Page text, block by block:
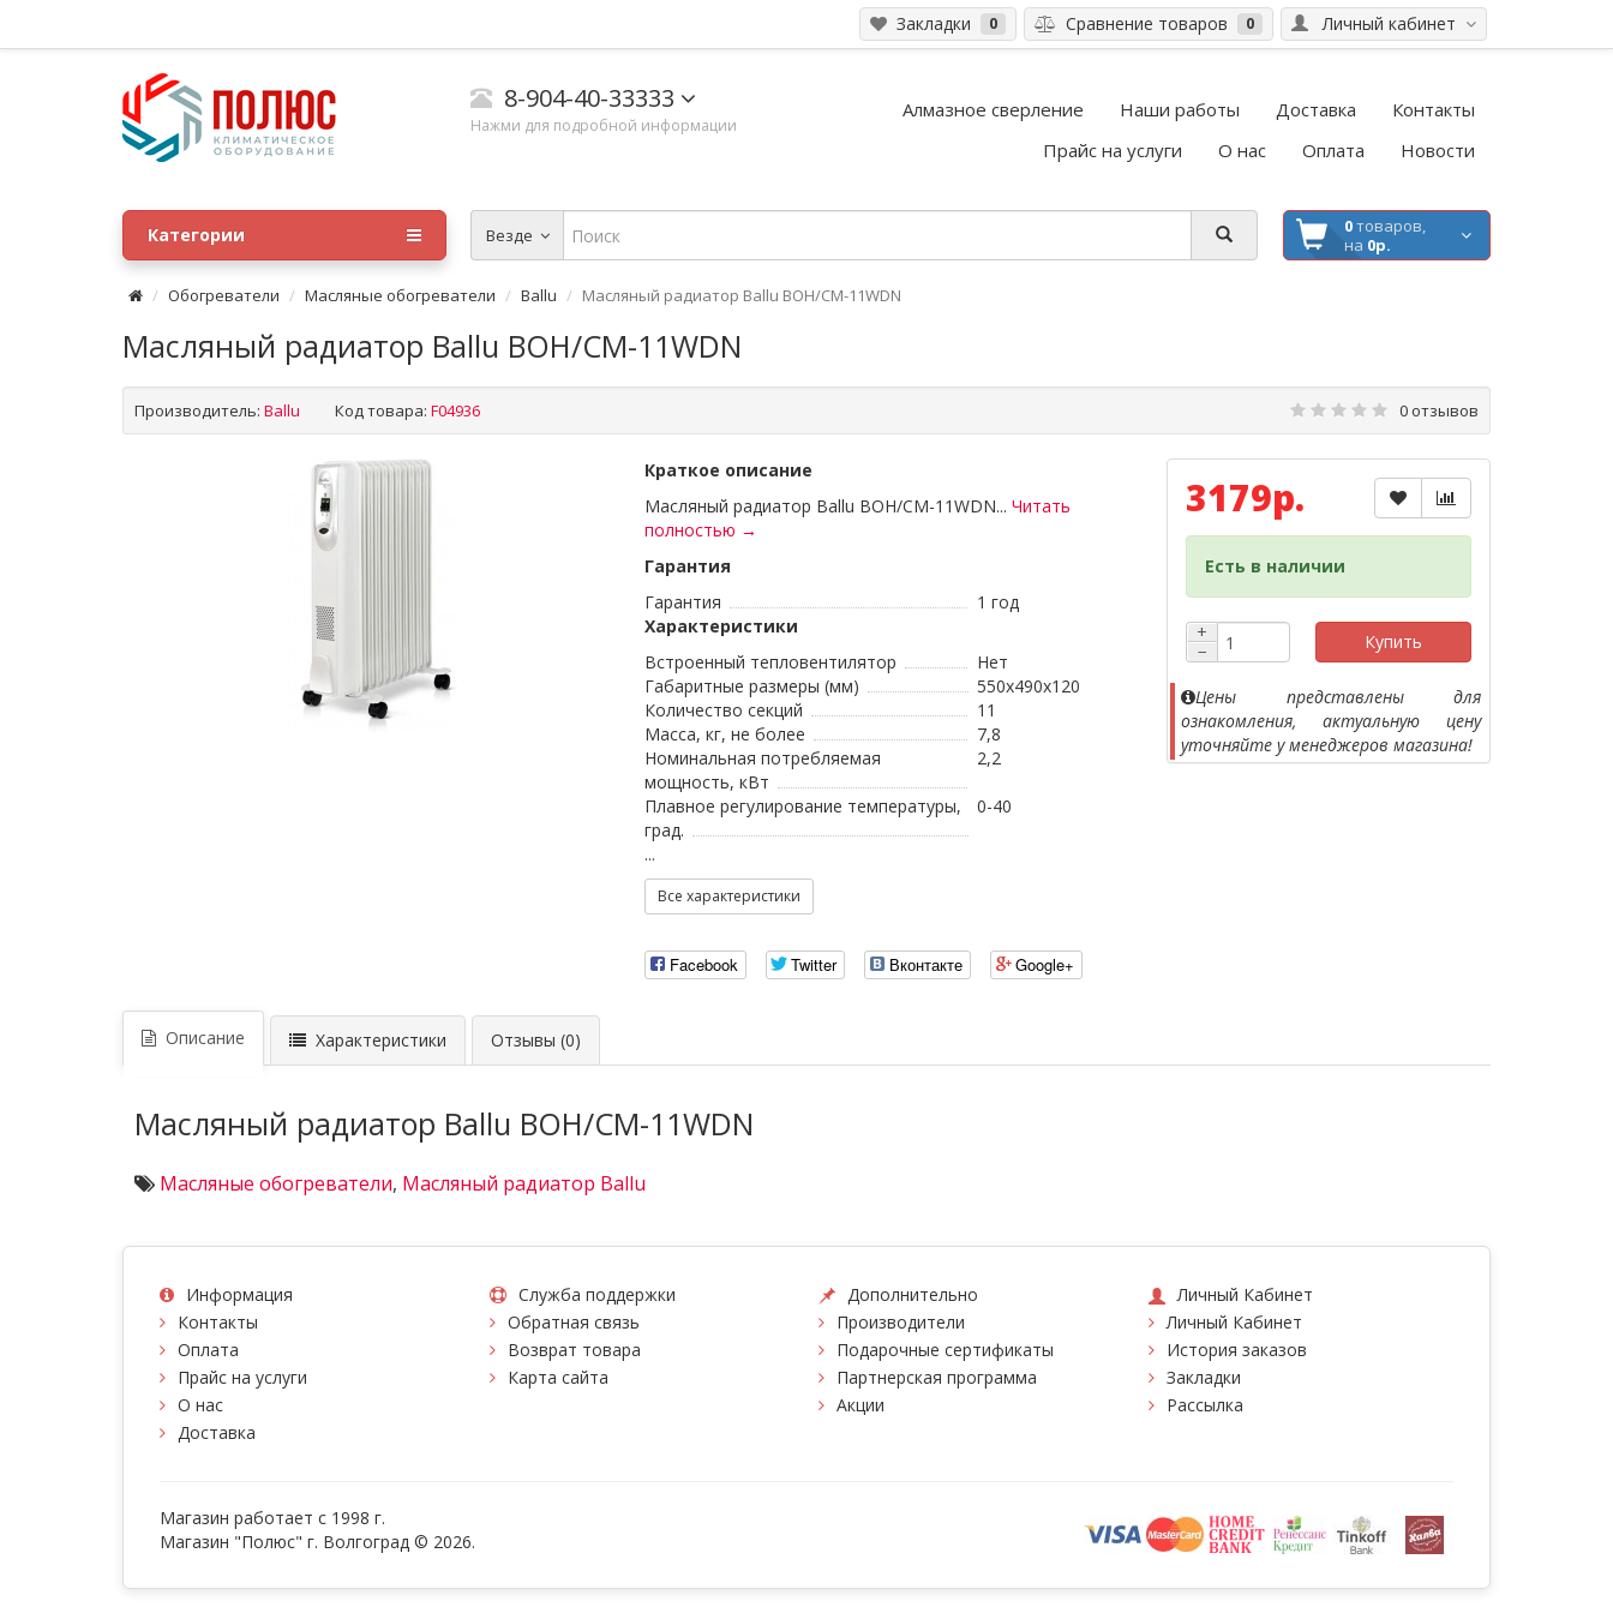
Личный кабинет
Закладки 0 Сравнение товаров 0
8-904-40-33333
Нажми для подробной информации
Алмазное сверление Наши работы Доставка
Контакты
Прайс на услуги
О нас Оплата Новости
Везде 0товаров,
на 0р.
Категории
Обогреватели Масляные обогреватели Ballu Масляный радиатор Ballu BOH/CM-11WDN
Масляный радиатор Ballu BOH/CM-11WDN
Производитель: Ballu Код товара: F04936 0 отзывов
Краткое описание
Масляный радиатор Ballu BOH/CM-11WDN... Читать
полностью →
Гарантия
Гарантия
1 год
Характеристики
Встроенный тепловентилятор
Нет
Габаритные размеры (мм)
550х490х120
Количество секций
11
Масса, кг, не более
7,8
Номинальная потребляемая
мощность, кВт
2,2
Плавное регулирование температуры,
град.
0-40
...
Все характеристики
Facebook Twitter Вконтакте Google+
3179р.
Есть в наличии
+
−
Купить
Цены представлены для
ознакомления, актуальную цену
уточняйте у менеджеров магазина!
Описание Характеристики Отзывы (0)
Масляный радиатор Ballu BOH/CM-11WDN
Масляные обогреватели, Масляный радиатор Ballu
Информация
Контакты
Оплата
Прайс на услуги
О нас
Доставка
Служба поддержки
Обратная связь
Возврат товара
Карта сайта
Дополнительно
Производители
Подарочные сертификаты
Партнерская программа
Акции
Личный Кабинет
Личный Кабинет
История заказов
Закладки
Рассылка
Магазин работает с 1998 г.
Магазин "Полюс" г. Волгоград © 2026.